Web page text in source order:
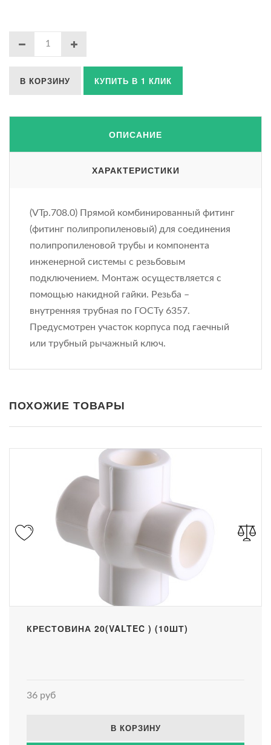
В КОРЗИНУ КУПИТЬ В 1 КЛИК
ОПИСАНИЕ
ХАРАКТЕРИСТИКИ
(VTp.708.0) Прямой комбинированный фитинг
(фитинг полипропиленовый) для соединения
полипропиленовой трубы и компонента
инженерной системы с резьбовым
подключением. Монтаж осуществляется с
помощью накидной гайки. Резьба –
внутренняя трубная по ГОСТу 6357.
Предусмотрен участок корпуса под гаечный
или трубный рычажный ключ.
ПОХОЖИЕ ТОВАРЫ
КРЕСТОВИНА 20(VALTEC ) (10ШТ)
36 руб
В КОРЗИНУ